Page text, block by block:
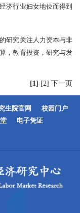
济行业妇女地位而得到
研究关注人力资本与非
，教育投资，研究与发
[1] [2] 下一页
生院官网
校园门户
电子凭证